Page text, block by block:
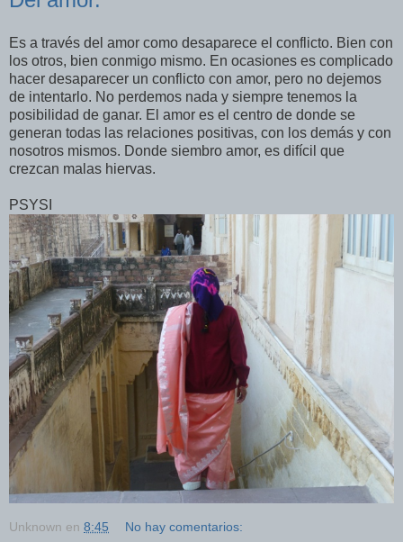
Es a través del amor como desaparece el conflicto. Bien con
los otros, bien conmigo mismo. En ocasiones es complicado
hacer desaparecer un conflicto con amor, pero no dejemos
de intentarlo. No perdemos nada y siempre tenemos la
posibilidad de ganar. El amor es el centro de donde se
generan todas las relaciones positivas, con los demás y con
nosotros mismos. Donde siembro amor, es difícil que
crezcan malas hiervas.
PSYSI
Unknown en 8:45 No hay comentarios: